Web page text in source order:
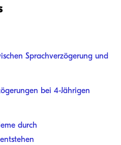
Sprachverzögerung und
bei 4-Jährigen
durch